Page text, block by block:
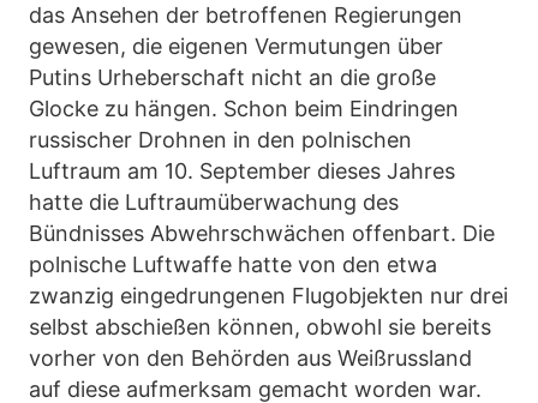
das Ansehen der betroffenen Regierungen
gewesen, die eigenen Vermutungen über
Putins Urheberschaft nicht an die große
Glocke zu hängen. Schon beim Eindringen
russischer Drohnen in den polnischen
Luftraum am 10. September dieses Jahres
hatte die Luftraumüberwachung des
Bündnisses Abwehrschwächen offenbart. Die
polnische Luftwaffe hatte von den etwa
zwanzig eingedrungenen Flugobjekten nur drei
selbst abschießen können, obwohl sie bereits
vorher von den Behörden aus Weißrussland
auf diese aufmerksam gemacht worden war.